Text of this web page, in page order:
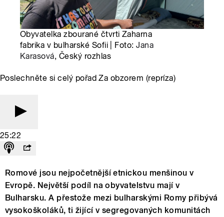
Obyvatelka zbourané čtvrti Zaharna
fabrika v bulharské Sofii | Foto:Jana
Karasová, Český rozhlas
Poslechněte si celý pořad Za obzorem (repríza)
25:22
Romové jsou nejpočetnější etnickou menšinou v
Evropě. Největší podíl na obyvatelstvu mají v
Bulharsku. A přestože mezi bulharskými Romy přibývá
vysokoškoláků, ti žijící v segregovaných komunitách